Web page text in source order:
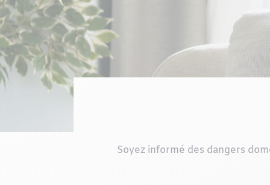
Soyez informé des dangers